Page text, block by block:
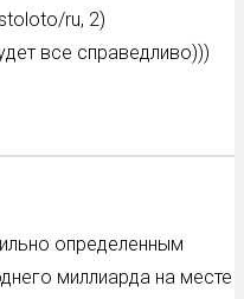
ru, 2)
все справедливо)))
определенным
миллиарда на месте